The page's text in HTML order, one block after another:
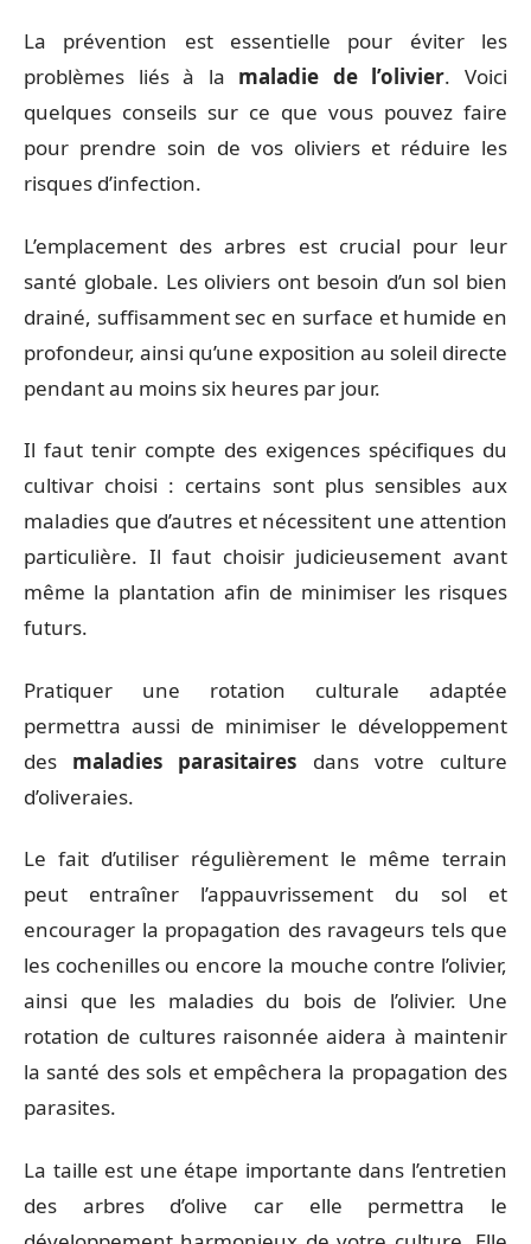
La prévention est essentielle pour éviter les
problèmes liés à la maladie de l’olivier. Voici
quelques conseils sur ce que vous pouvez faire
pour prendre soin de vos oliviers et réduire les
risques d’infection.
L’emplacement des arbres est crucial pour leur
santé globale. Les oliviers ont besoin d’un sol bien
drainé, suffisamment sec en surface et humide en
profondeur, ainsi qu’une exposition au soleil directe
pendant au moins six heures par jour.
Il faut tenir compte des exigences spécifiques du
cultivar choisi : certains sont plus sensibles aux
maladies que d’autres et nécessitent une attention
particulière. Il faut choisir judicieusement avant
même la plantation afin de minimiser les risques
futurs.
Pratiquer une rotation culturale adaptée
permettra aussi de minimiser le développement
des maladies parasitaires dans votre culture
d’oliveraies.
Le fait d’utiliser régulièrement le même terrain
peut entraîner l’appauvrissement du sol et
encourager la propagation des ravageurs tels que
les cochenilles ou encore la mouche contre l’olivier,
ainsi que les maladies du bois de l’olivier. Une
rotation de cultures raisonnée aidera à maintenir
la santé des sols et empêchera la propagation des
parasites.
La taille est une étape importante dans l’entretien
des arbres d’olive car elle permettra le